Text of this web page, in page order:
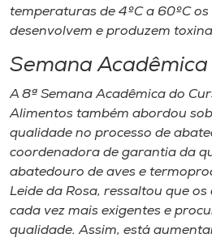
temperaturas de 4ºC a 60ºC
desenvolvem e produzem
Semana Acadêmica
A 8ª Semana Acadêmica do
Alimentos também abordou
qualidade no processo de
coordenadora de garantia da
abatedouro de aves e
Leide da Rosa, ressaltou que
cada vez mais exigentes e
qualidade. Assim, está